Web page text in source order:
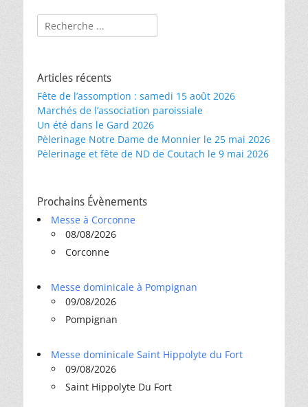
Rechercher :
Articles récents
Fête de l’assomption : samedi 15 août 2026
Marchés de l’association paroissiale
Un été dans le Gard 2026
Pèlerinage Notre Dame de Monnier le 25 mai 2026
Pèlerinage et fête de ND de Coutach le 9 mai 2026
Prochains Évènements
Messe à Corconne
08/08/2026
Corconne
Messe dominicale à Pompignan
09/08/2026
Pompignan
Messe dominicale Saint Hippolyte du Fort
09/08/2026
Saint Hippolyte Du Fort